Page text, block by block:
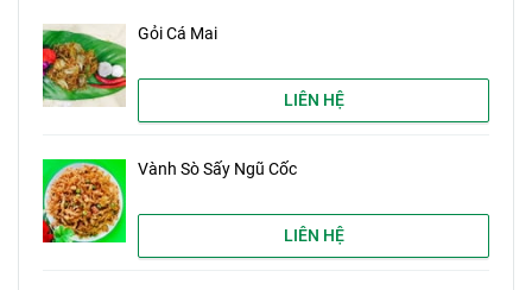
Gỏi Cá Mai
LIÊN HỆ
Vành Sò Sấy Ngũ Cốc
LIÊN HỆ